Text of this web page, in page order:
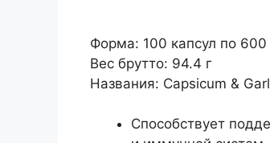
Форма: 100 капсул по 600
Вес брутто: 94.4 г
Названия: Capsicum &
Способствует